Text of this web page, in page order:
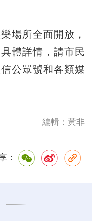
所全面開放，
體詳情，請市民
公眾號和各類媒
編輯：黃非
：